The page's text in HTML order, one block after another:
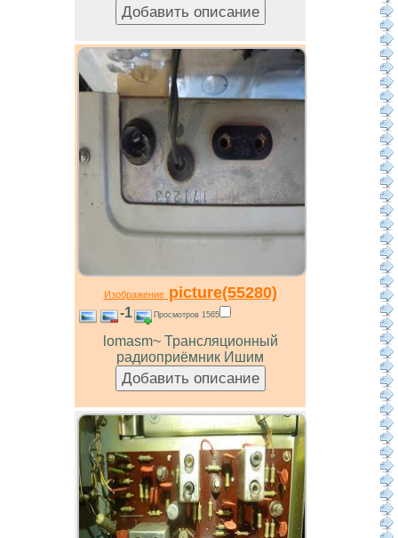
Изображениеpicture(55280)
-1 Просмотров 1565
lomasm~ Трансляционный
радиоприёмник Ишим